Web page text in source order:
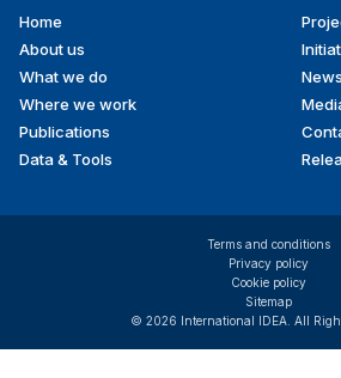
Footer
menu
Home
About us
What we do
Where we work
Publications
Data & Tools
© 2026 International IDEA. All
Terms and conditions
Privacy policy
Cookie policy
Sitemap